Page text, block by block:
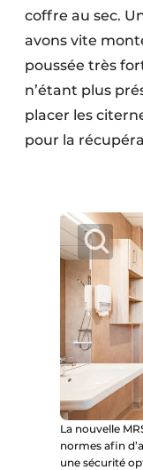
coffre au sec.
avons vite
poussée très
n’étant plus
placer les
pour la
La nouvelle
normes afin
une sécurité